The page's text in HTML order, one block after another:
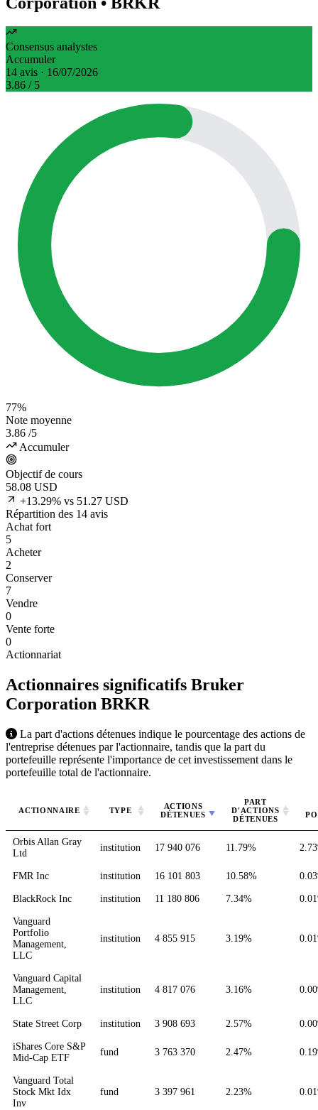
Consensus analystes
Accumuler
14 avis · 16/07/2026
3.86 / 5
77%
Note moyenne
3.86 /5
Accumuler
Objectif de cours
58.08 USD
+13.29% vs 51.27 USD
Répartition des 14 avis
Achat fort
5
Acheter
2
Conserver
7
Vendre
0
Vente forte
0
Actionnariat
Actionnaires significatifs Bruker
Corporation BRKR
La part d'actions détenues indique le pourcentage des actions de
l'entreprise détenues par l'actionnaire, tandis que la part du
portefeuille représente l'importance de cet investissement dans le
portefeuille total de l'actionnaire.
ACTIONNAIRE TYPE
ACTIONS
DÉTENUES
PART
D'ACTIONS
DÉTENUES
Orbis Allan Gray
Ltd
institution 17 940 076 11.79%
FMR Inc institution 16 101 803 10.58%
BlackRock Inc institution 11 180 806 7.34%
Vanguard
Portfolio
Management,
LLC
institution 4 855 915 3.19%
Vanguard Capital
Management,
LLC
institution 4 817 076 3.16%
State Street Corp institution 3 908 693 2.57%
iShares Core S&P
Mid-Cap ETF
fund 3 763 370 2.47%
Vanguard Total
Stock Mkt Idx
Inv
fund 3 397 961 2.23%